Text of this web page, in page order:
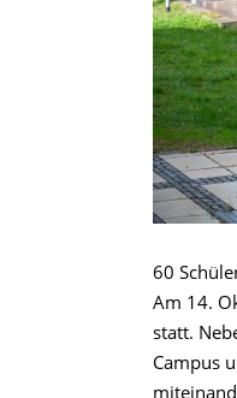
60
Am 14.
statt.
Campus